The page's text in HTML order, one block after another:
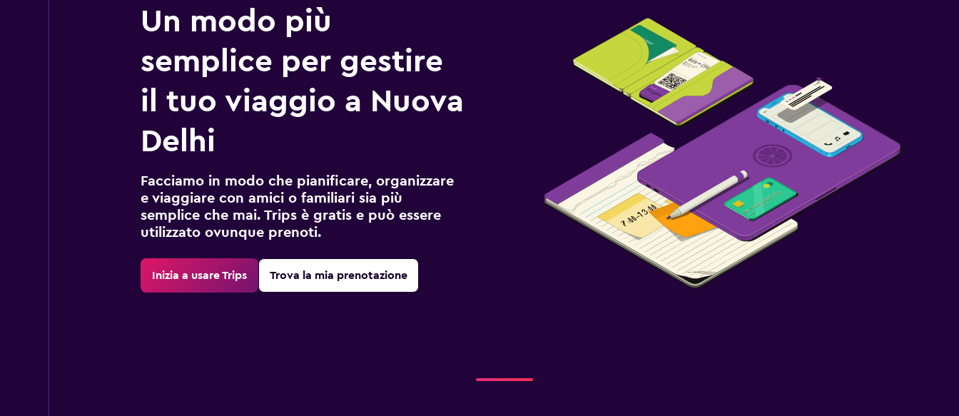
Un modo più
semplice per gestire
il tuo viaggio a Nuova
Delhi
Facciamo in modo che pianificare, organizzare
e viaggiare con amici o familiari sia più
semplice che mai. Trips è gratis e può essere
utilizzato ovunque prenoti.
Inizia a usare Trips Trova la mia prenotazione